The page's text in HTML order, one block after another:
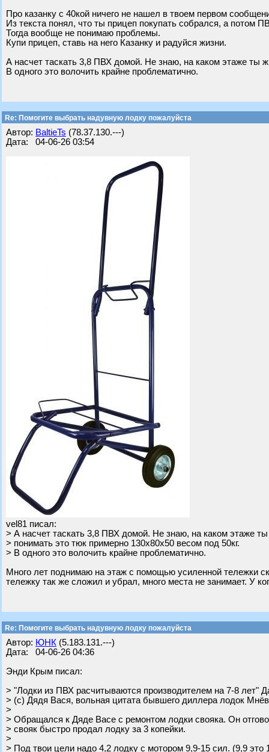
Про казанку с 40кой ничего не нашел в твоем первом
Из текста понял, что ты прицеп покупать собрался, а потом
Тогда вообще не понимаю проблемы.
Купи прицеп, ставь на него Казанку и радуйся жизни.
А насчет таскать 3,8 ПВХ домой. Не знаю, на каком этаже ты
В одного это волочить крайне проблематично.
Re: Помогите выбрать надувную лодку пожалуйста
Автор: BaltieTs (78.37.130.---)
Дата: 04-06-26 03:54
vel81 писал:
> А насчет таскать 3,8 ПВХ домой. Не знаю, на каком этаже
> понимать это тюк примерно 130х80х50 весом под 50кг.
> В одного это волочить крайне проблематично.
Много лет поднимаю на этаж с помощью усиленной тележки
тележку так же сложил и убрал, много места не занимает. У
Re: Помогите выбрать надувную лодку пожалуйста
Автор: ЮНК (5.183.131.---)
Дата: 04-06-26 04:36
Энди Крым писал:
> "Лодки из ПВХ расчитываются производителем на 7-8 лет"
> (с) Дядя Вася, вольная цитата бывшего диллера лодок Мнёв
>
> Обращался к Дяде Васе с ремонтом лодки свояка. Он
> свояк быстро продал лодку за 3 копейки.
>
> Под твои цели надо 4,2 лодку с мотором 9,9-15 сил. (9,9 это